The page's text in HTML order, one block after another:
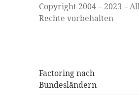
Copyright 2004 – 2023 –
Rechte vorbehalten
Factoring nach
Bundesländern